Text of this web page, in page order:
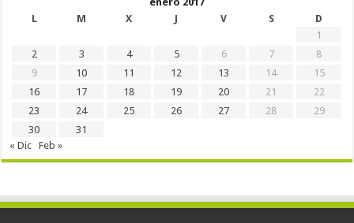
L
M X J V S
D
1
2
3 4 5 6 7
8
9
10 11 12 13 14
15
16
17 18 19 20 21
22
23
24 25 26 27 28
29
30
31
« Dic
Feb »